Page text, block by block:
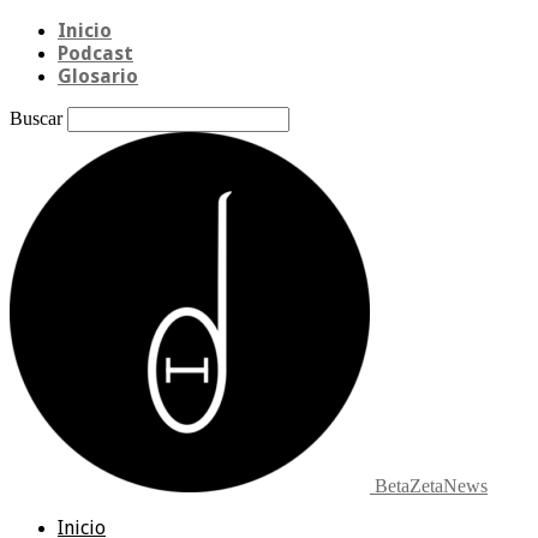
Inicio
Podcast
Glosario
Buscar
BetaZetaNews
Inicio